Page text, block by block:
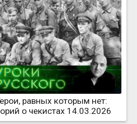
равных которым нет:
о чекистах 14.03.2026